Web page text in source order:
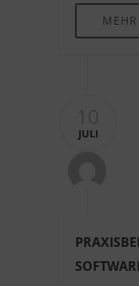
10
JULI